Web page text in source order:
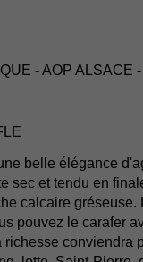
- AOP ALSACE
belle élégance
sec et tendu en
calcaire
pouvez le carafer
conviendra